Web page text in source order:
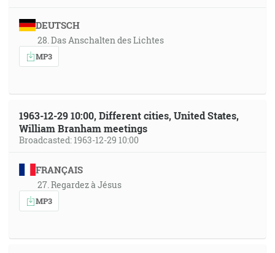
DEUTSCH
28. Das Anschalten des Lichtes
MP3
1963-12-29 10:00, Different cities, United States,
William Branham meetings
Broadcasted: 1963-12-29 10:00
FRANÇAIS
27. Regardez à Jésus
MP3